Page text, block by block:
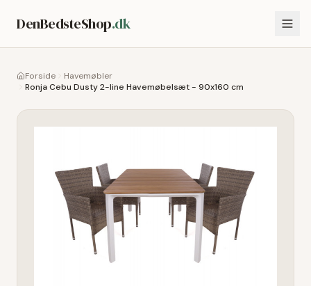
DenBedsteShop.dk
Forside
Havemøbler
Ronja Cebu Dusty 2-line Havemøbelsæt - 90x160 cm